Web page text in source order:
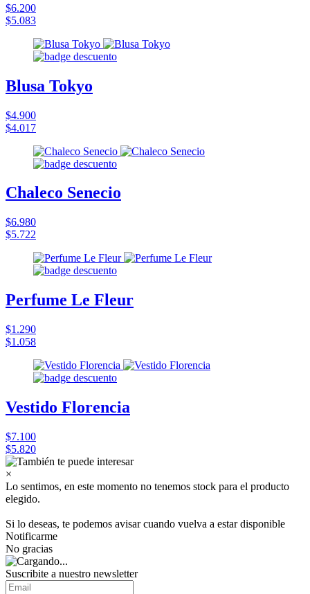
$6.200
$5.083
Blusa Tokyo
$4.900
$4.017
Chaleco Senecio
$6.980
$5.722
Perfume Le Fleur
$1.290
$1.058
Vestido Florencia
$7.100
$5.820
×
Lo sentimos, en este momento no tenemos stock para el producto
elegido.
Si lo deseas, te podemos avisar cuando vuelva a estar disponible
Notificarme
No gracias
Suscribite a nuestro newsletter